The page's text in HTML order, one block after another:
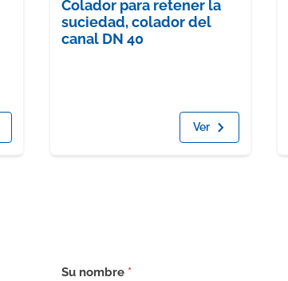
Colador para retener la
suciedad, colador del
canal DN 40
Ver
Formulario
Su nombre *